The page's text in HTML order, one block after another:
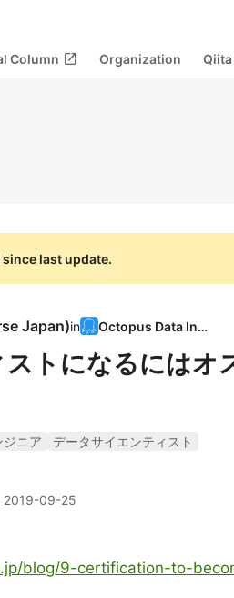
Column open_in_new Organization Qiita
last update.
Japan)in Octopus Data Inc.
トになるにはオ
ジニア
データサイエンティスト
2019-09-25
blog/9-certification-to-